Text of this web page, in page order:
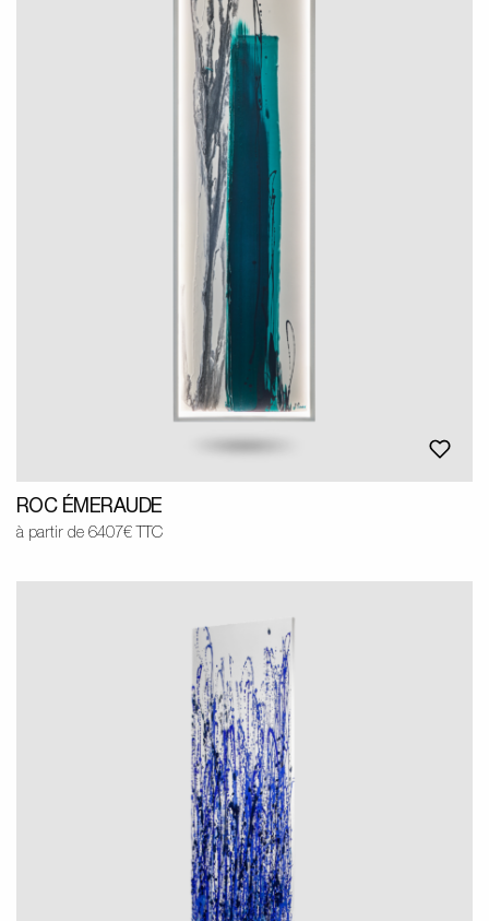
ROC ÉMERAUDE
à partir de 6407€ TTC